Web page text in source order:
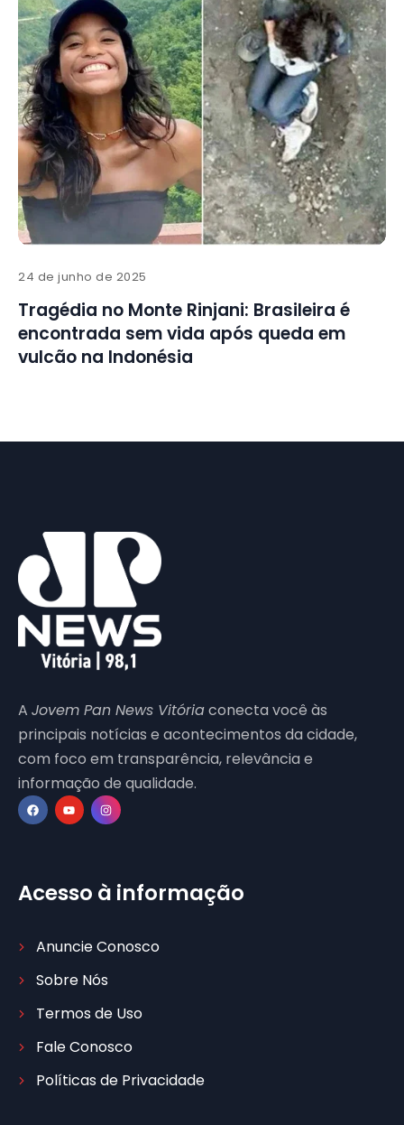
24 de junho de 2025
Tragédia no Monte Rinjani: Brasileira é
encontrada sem vida após queda em
vulcão na Indonésia
A Jovem Pan News Vitóriaconecta você às
principais notícias e acontecimentos da cidade,
com foco em transparência, relevância e
informação de qualidade.
Acesso à informação
Anuncie Conosco
Sobre Nós
Termos de Uso
Fale Conosco
Políticas de Privacidade